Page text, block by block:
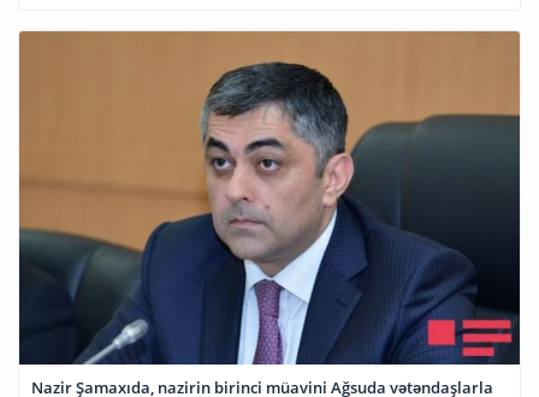
Nazir Şamaxıda, nazirin birinci müavini Ağsuda vətəndaşlarla